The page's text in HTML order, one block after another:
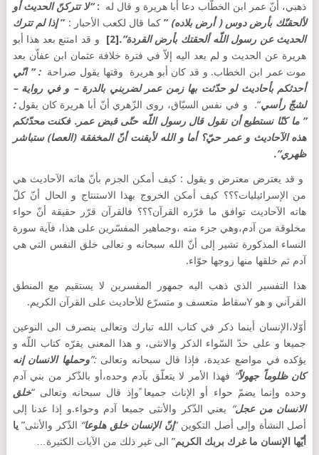
ذهبي، أنّ عمر ابن الخطّاب دعا أبا هريرة و قال له :“لا تتركنّ الحديث أو
لألحقنّك بأرض دوس ( أرض بلاده) ”كما قال لكعب الأحبار : ”إذا لم تترك
الحديث عن رسول اللّه ألحقتك بأرض القردة”.[2]
و قد امتنع بعد هذا أبو
هريرة عن الحديث و لم يعد اليه إلاّ في فترة خلافة عثمان ابن عفاّن بعد
موت عمر ابن الخطاب. و قد كان أبو هريرة وقتها يقول صراحة : ” انّي
أحدثكم بأحاديث لو حدّثت بها زمن عمر لضربني بالدرة – و في رواية –
لشجّ رأسي“. و في نفس السيّاق، روى الزّهري أنّ أبا هريرة كان يقول :
” ما كنّا نستطيع أن نقول قال رسول اللّه حتّى قبض عمر. فكنت محدّثكم
هذه الآحاديث و عمر حيّ؟ أما و الله لأيقنت أنّ المخفقة (العصا) ستباشر
ظهري”.
و قد يعترض معترض و يقول : كيف أمكن الجزم بأنّ هاته الآحاديث هي
من الإسرائيليات؟؟؟ كيف أمكن الخروج بهذا الاستنتاج و الحال أنّ كلّ
هاته الآحاديث توافق ما قرّره القرآن؟؟؟ فالقرآن قرّر حقيقة أنّ حواء
مخلوقة من آدم،وهي جزء منه ،وجماهير المفسّرين على هذا، فآية سورة
النساء المذكورة تشير إلى أنّ الله سبحانه و تعالى خلق النفس التي هي
آدم ثم خلقها منها زوجها حوّاء.
هذا التفسير الذي ذهب اليه جمهور المفسرين لا يستقيم مع المنطق
القرآني و هو Yسقاط متعسف و متسرّع للأحاديث على القرآن الكريم.
أوّلا،الإنسان أينما ذكر في كتاب الله تبارك وتعالى ينصرف الى النوعين
جميعا و على حدّ السّواء الذكر والانثى، و هذا المعنى يقرّه كتاب اللّه و
يؤكده في مواضع عديدة، فإذا قال سبحانه وتعالى:”وحملها الانسان إنه
كان ظلوماً جهولاً“ فهذا الأمر لا يتعلّق بآدم وحده،أو بالذّكر من بني آدم
وحده وإنما يضمّ حواء أو الإناث جميعا ًوإذ قال سبحانه وتعالى “خلق
الانسان من عجل“
يعني الذّكر والأنثى جميعا آدم وحواء.و إذا عدنا إلى
أصل النشأة وإلى أصل التكوين “إنّ الإنسان خلق هلوعا“ الذّكر والأنثى”يا
أيّها الإنسان ما غرك بربك الكريم” الى غير ذلك من الآيات الكثيرة…